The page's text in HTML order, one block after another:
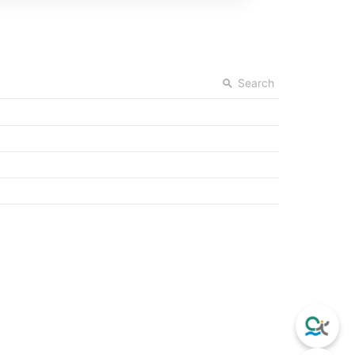
Search